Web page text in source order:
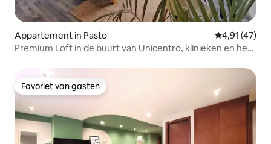
Appartement in Pasto Gemiddelde
4,91 (47)
Premium Loft in de buurt van Unicentro, klinieken en het
Favoriet van gasten
Favoriet van gasten